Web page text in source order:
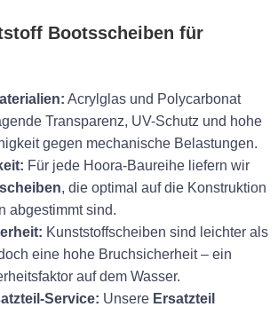
Bootsscheiben für
Acrylglas und Polycarbonat
Transparenz, UV-Schutz und hohe
gegen mechanische Belastungen.
Für jede Hoora-Baureihe liefern wir
, die optimal auf die Konstruktion
abgestimmt sind.
Kunststoffscheiben sind leichter als
eine hohe Bruchsicherheit – ein
auf dem Wasser.
Service: Unsere Ersatzteil